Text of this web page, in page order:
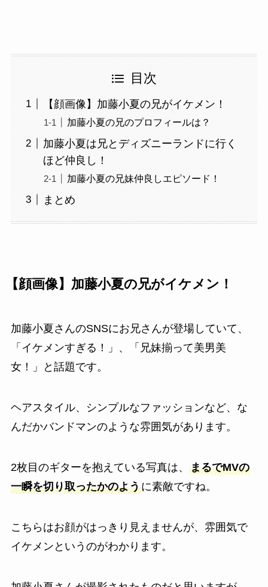
目次
【顔画像】加藤小夏の兄がイケメン！
加藤小夏の兄のプロフィールは？
加藤小夏は兄とディズニーランドに行く
ほど仲良し！
加藤小夏の兄妹仲良しエピソード！
まとめ
【顔画像】加藤小夏の兄がイケメン！
加藤小夏さんのSNSにお兄さんが登場していて、
「イケメンすぎる！」、「兄妹揃って美男美
女！」と話題です。
ヘアスタイル、シンプルなファッションなど、な
んだかバンドマンのような雰囲気があります。
2枚目のギターを抱えている写真は、 まるでMVの
一瞬を切り取ったかのように素敵ですね。
こちらはお顔がはっきり見えませんが、雰囲気で
イケメンというのがわかります。